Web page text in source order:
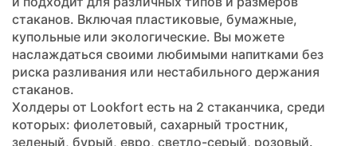
стаканов. Включая пластиковые, бумажные,
купольные или экологические. Вы можете
наслаждаться своими любимыми напитками без
риска разливания или нестабильного держания
стаканов.
Холдеры от Lookfort есть на 2 стаканчика, среди
которых: фиолетовый, сахарный тростник,
зеленый, бурый, евро, светло-серый, розовый.